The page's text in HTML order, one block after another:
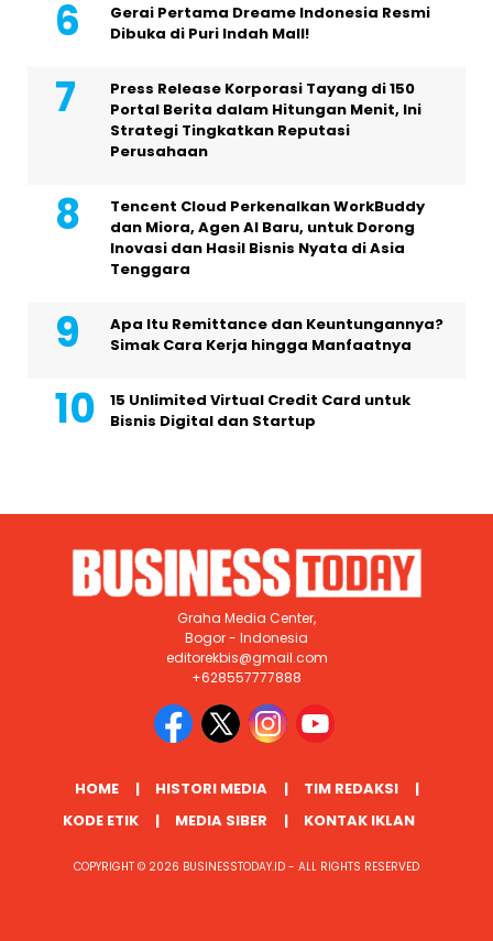
Gerai Pertama Dreame Indonesia Resmi
Dibuka di Puri Indah Mall!
Press Release Korporasi Tayang di 150
Portal Berita dalam Hitungan Menit, Ini
Strategi Tingkatkan Reputasi
Perusahaan
Tencent Cloud Perkenalkan WorkBuddy
dan Miora, Agen AI Baru, untuk Dorong
Inovasi dan Hasil Bisnis Nyata di Asia
Tenggara
Apa Itu Remittance dan Keuntungannya?
Simak Cara Kerja hingga Manfaatnya
15 Unlimited Virtual Credit Card untuk
Bisnis Digital dan Startup
Graha Media Center,
Bogor - Indonesia
editorekbis@gmail.com
+628557777888
HOME HISTORI MEDIA
TIM REDAKSI
KODE ETIK
MEDIA SIBER KONTAK IKLAN
COPYRIGHT © 2026 BUSINESSTODAY.ID - ALL RIGHTS RESERVED